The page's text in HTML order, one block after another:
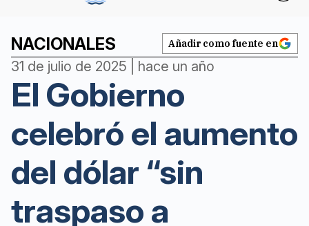
NACIONALES Añadir como fuente en
31 de julio de 2025 | hace un año
El Gobierno
celebró el aumento
del dólar “sin
traspaso a